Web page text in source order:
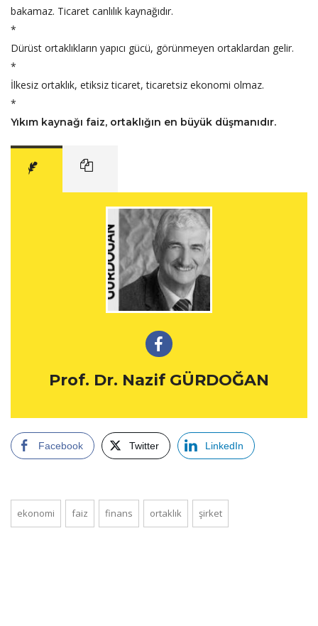
bakamaz. Ticaret canlılık kaynağıdır.
*
Dürüst ortaklıkların yapıcı gücü, görünmeyen ortaklardan gelir.
*
İlkesiz ortaklık, etiksiz ticaret, ticaretsiz ekonomi olmaz.
*
Yıkım kaynağı faiz, ortaklığın en büyük düşmanıdır.
Prof. Dr. Nazif GÜRDOĞAN
Facebook Twitter LinkedIn
ekonomi faiz finans ortaklık şirket